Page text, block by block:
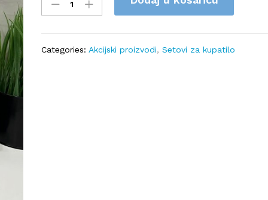
set
DI-
Categories:Akcijski proizvodi,Setovi za kupatilo